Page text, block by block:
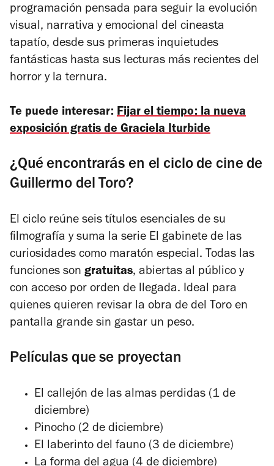
programación pensada para seguir la evolución
visual, narrativa y emocional del cineasta
tapatío, desde sus primeras inquietudes
fantásticas hasta sus lecturas más recientes del
horror y la ternura.
Te puede interesar: Fijar el tiempo: la nueva
exposición gratis de Graciela Iturbide
¿Qué encontrarás en el ciclo de cine de
Guillermo del Toro?
El ciclo reúne seis títulos esenciales de su
filmografía y suma la serie El gabinete de las
curiosidades como maratón especial. Todas las
funciones son gratuitas, abiertas al público y
con acceso por orden de llegada. Ideal para
quienes quieren revisar la obra de del Toro en
pantalla grande sin gastar un peso.
Películas que se proyectan
El callejón de las almas perdidas (1 de
diciembre)
Pinocho (2 de diciembre)
El laberinto del fauno (3 de diciembre)